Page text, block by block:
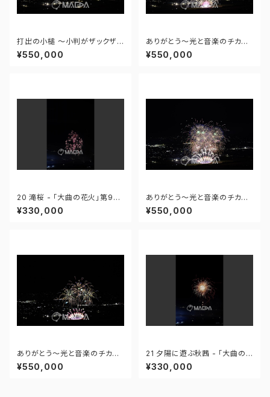
打出の小槌 ～小判がザックザク
～ - 大曲の花火―春の章―「新
作花火コレクション2024 世界
¥550,000
ありがとう～光と音楽のチカラ
～ - 大曲の花火―春の章―「新
作花火コレクション2024 世界
¥550,000
20 滝桜 - 「大曲の花火」第96
回全国花火競技大会 - 172558
419995110
¥330,000
ありがとう～光と音楽のチカラ
～ - 大曲の花火―春の章―「新
作花火コレクション2024 世界
¥550,000
ありがとう～光と音楽のチカラ
～ - 大曲の花火―春の章―「新
作花火コレクション2024 世界
¥550,000
21 夕陽に遊ぶ秋茜 - 「大曲の
花火」第96回全国花火競技大会
- 172558419949425
¥330,000